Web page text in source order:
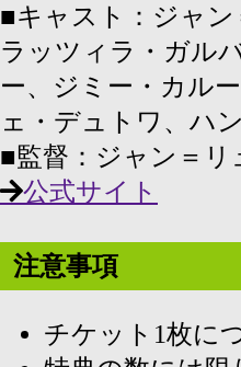
■キャスト：ジャ
ラッツィラ・ガル
ー、ジミー・カル
ェ・デュトワ、ハ
■監督：ジャン＝
公式サイト
注意事項
チケット1枚に